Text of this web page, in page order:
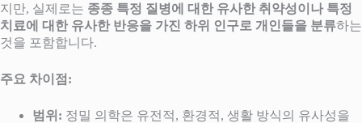
지만, 실제로는 종종 특정 질병에 대한 유사한 취약성이나 특정
치료에 대한 유사한 반응을 가진 하위 인구로 개인들을 분류하는
것을 포함합니다.
주요 차이점:
범위: 정밀 의학은 유전적, 환경적, 생활 방식의 유사성을